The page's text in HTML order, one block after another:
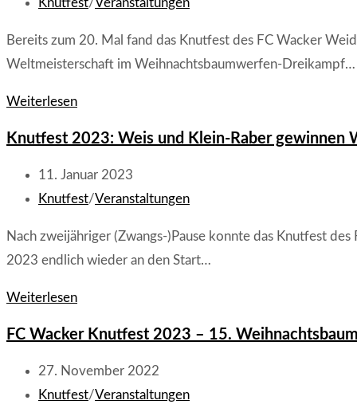
Weltmeisterschaft
Knutfest/Veranstaltungen
Bereits zum 20. Mal fand das Knutfest des FC Wacker
Weltmeisterschaft im Weihnachtsbaumwerfen-Dreikampf…
WeiterlesenKnutfest
–
Schwender
und
Raaber
gewinnen
Weinachtsbaumwerfen
Knutfest 2023: Weis und Klein-Raber gewinnen
Beitrag
veröffentlicht:
11. Januar 2023
Beitrags-
Knutfest/Veranstaltungen
Nach zweijähriger (Zwangs-)Pause konnte das Knutfest
2023 endlich wieder an den Start…
WeiterlesenKnutfest
Weis
und
Klein-
FC Wacker Knutfest 2023 – 15.
Beitrag
veröffentlicht:
27. November 2022
Beitrags-
Knutfest/Veranstaltungen